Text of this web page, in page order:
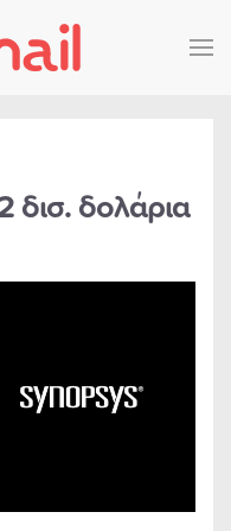
δολάρια